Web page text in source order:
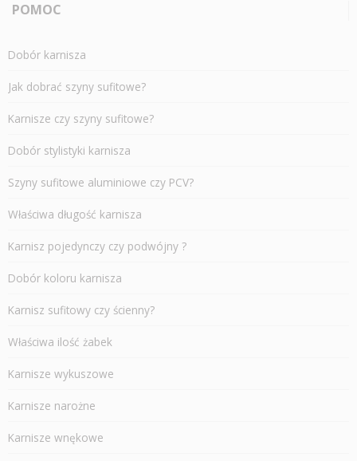
POMOC
Dobór karnisza
Jak dobrać szyny sufitowe?
Karnisze czy szyny sufitowe?
Dobór stylistyki karnisza
Szyny sufitowe aluminiowe czy PCV?
Właściwa długość karnisza
Karnisz pojedynczy czy podwójny ?
Dobór koloru karnisza
Karnisz sufitowy czy ścienny?
Właściwa ilość żabek
Karnisze wykuszowe
Karnisze narożne
Karnisze wnękowe